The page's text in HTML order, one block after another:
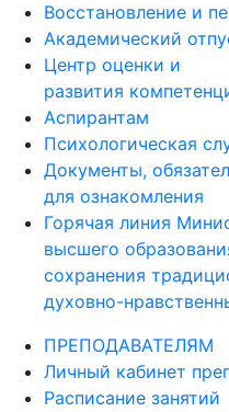
Восстановление и
Академический
Центр оценки и
развития
Аспирантам
Психологическая
Документы,
для ознакомления
Горячая линия
высшего
сохранения
духовно-
ПРЕПОДАВАТЕЛЯМ
Личный кабинет
Расписание занятий